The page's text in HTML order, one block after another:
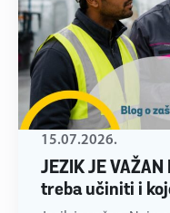
JEZIK JE
treba učiniti i
15.07.2026.